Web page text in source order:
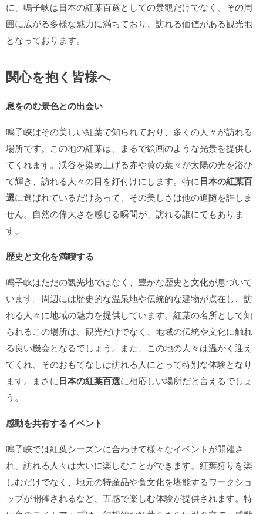
に、鳴子峡は日本の紅葉百選としての景観だけでなく、その周
囲に広がる多様な魅力に満ちており、訪れる価値がある観光地
となっております。
関心を抱く皆様へ
息をのむ景色との出会い
鳴子峡はその美しい紅葉で知られており、多くの人々が訪れる
場所です。この地の紅葉は、まるで絵画のような光景を提供し
てくれます。渓谷を染め上げる赤や黄の葉々が太陽の光を浴び
て輝き、訪れる人々の目を釘付けにします。特に日本の紅葉百
選に選ばれているだけあって、その美しさは他の追随を許しま
せん。自然の偉大さを感じる瞬間が、訪れる誰にでもありま
す。
歴史と文化を満喫する
鳴子峡はただの観光地ではなく、豊かな歴史と文化が息づいて
います。周辺には歴史的な温泉地や伝統的な建物が点在し、訪
れる人々に地域の魅力を提供しています。紅葉の名所として知
られるこの場所は、観光だけでなく、地域の伝統や文化に触れ
る良い機会となるでしょう。また、この地の人々は温かく迎え
てくれ、そのおもてなしは訪れる人にとって特別な体験となり
ます。まさに日本の紅葉百選に相応しい場所だと言えるでしょ
う。
感動を共有するイベント
鳴子峡では紅葉シーズンに合わせて様々なイベントが開催さ
れ、訪れる人々は大いに楽しむことができます。紅葉狩りを楽
しむだけでなく、地元の特産品や食文化を堪能するワークショ
ップが開催されるなど、五感で楽しむ体験が提供されます。特